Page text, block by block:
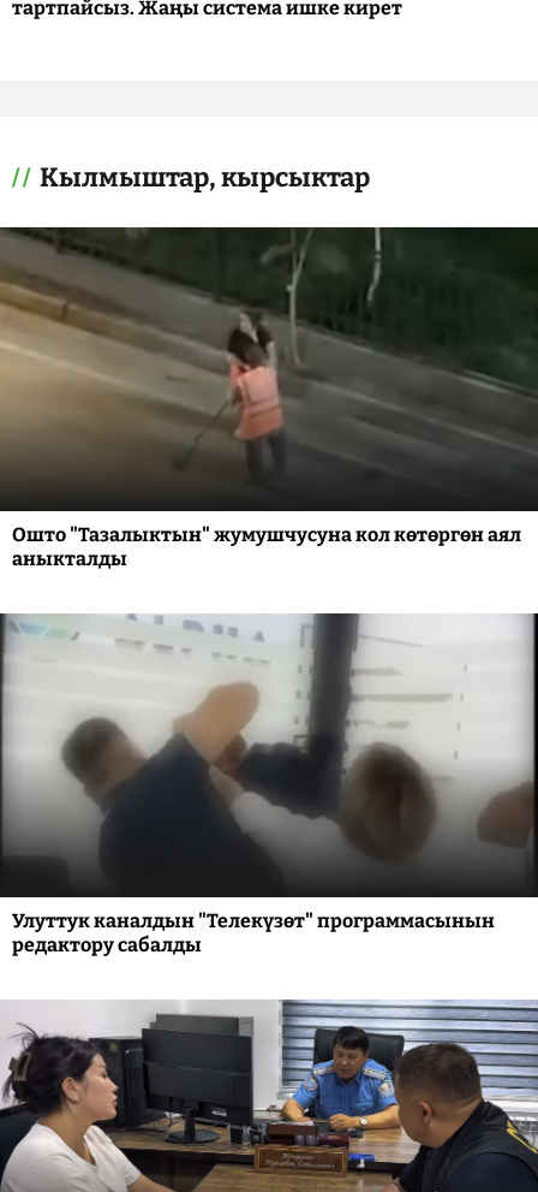
тартпайсыз. Жаңы система ишке кирет
Кылмыштар, кырсыктар
Ошто "Тазалыктын" жумушчусуна кол көтөргөн аял
аныкталды
Улуттук каналдын "Телекүзөт" программасынын
редактору сабалды